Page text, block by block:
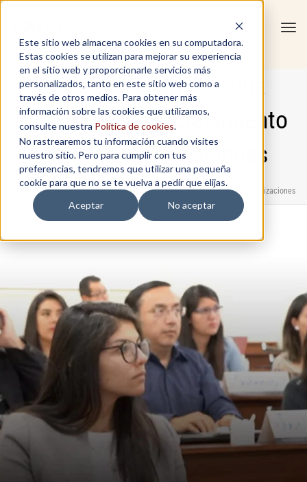
Este sitio web almacena cookies en su computadora.
Estas cookies se utilizan para mejorar su experiencia
en el sitio web y proporcionarle servicios más
personalizados, tanto en este sitio web como a
través de otros medios. Para obtener más
información sobre las cookies que utilizamos,
consulte nuestra Política de cookies.
No rastrearemos tu información cuando visites
nuestro sitio. Pero para cumplir con tus
preferencias, tendremos que utilizar una pequeña
cookie para que no se te vuelva a pedir que elijas.
Aceptar
No aceptar
Business analytics, una
oportunidad de crecimiento
para las organizaciones
Business analytics, una oportunidad de crecimiento para las organizaciones